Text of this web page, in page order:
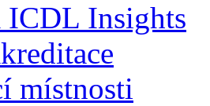
ICDL Insights
místnosti